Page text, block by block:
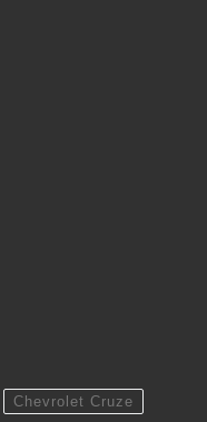
Chevrolet Cruze